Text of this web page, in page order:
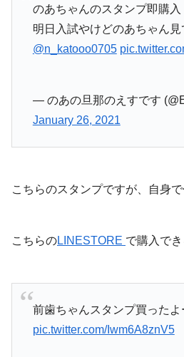
のあちゃんのスタンプ即購入
明日入試やけどのあちゃん見
@n_katooo0705
— のあの旦那のえすです
January 26, 2021
こちらのスタンプですが、自身
こちらのLINESTORE で購入でき
前歯ちゃんスタンプ買ったよ
pic.twitter.com/Iwm6A8znV5